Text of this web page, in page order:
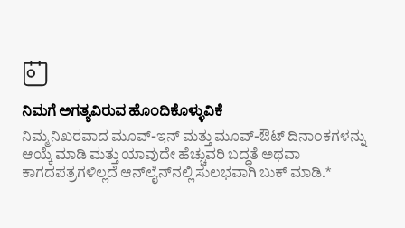
ನಿಮಗೆ ಅಗತ್ಯವಿರುವ ಹೊಂದಿಕೊಳ್ಳುವಿಕೆ
ನಿಮ್ಮ ನಿಖರವಾದ ಮೂವ್-ಇನ್ ಮತ್ತು ಮೂವ್-ಔಟ್ ದಿನಾಂಕಗಳನ್ನು
ಆಯ್ಕೆ ಮಾಡಿ ಮತ್ತು ಯಾವುದೇ ಹೆಚ್ಚುವರಿ ಬದ್ಧತೆ ಅಥವಾ
ಕಾಗದಪತ್ರಗಳಿಲ್ಲದೆ ಆನ್‌ಲೈನ್‌ನಲ್ಲಿ ಸುಲಭವಾಗಿ ಬುಕ್ ಮಾಡಿ.*